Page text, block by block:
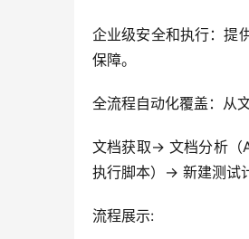
企业级安全和执行：提
保障。
全流程自动化覆盖：从
文档获取→ 文档分析（
执行脚本）→ 新建测试
流程展示: